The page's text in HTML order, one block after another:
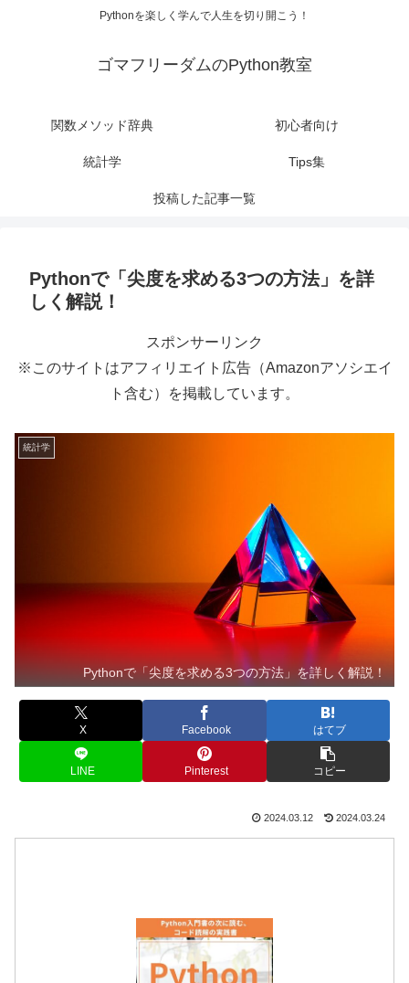
Pythonを楽しく学んで人生を切り開こう！
ゴマフリーダムのPython教室
関数メソッド辞典 初心者向け
統計学 Tips集
投稿した記事一覧
Pythonで「尖度を求める3つの方法」を詳
しく解説！
スポンサーリンク
※このサイトはアフィリエイト広告（Amazonアソシエイ
ト含む）を掲載しています。
統計学
Pythonで「尖度を求める3つの方法」を詳しく解説！
X Facebook はてブ
LINE Pinterest コピー
2024.03.12 2024.03.24